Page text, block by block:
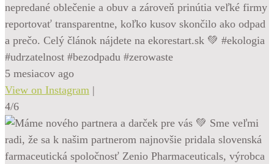
nepredané oblečenie a obuv a zároveň prinútia veľké firmy
reportovať transparentne, koľko kusov skončilo ako odpad
a prečo. Celý článok nájdete na ekorestart.sk 💚 #ekologia
#udrzatelnost #bezodpadu #zerowaste
5 mesiacov ago
View on Instagram |
4/6